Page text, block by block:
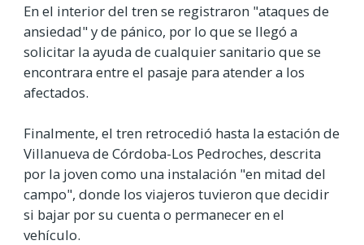
En el interior del tren se registraron "ataques de
ansiedad" y de pánico, por lo que se llegó a
solicitar la ayuda de cualquier sanitario que se
encontrara entre el pasaje para atender a los
afectados.
Finalmente, el tren retrocedió hasta la estación de
Villanueva de Córdoba-Los Pedroches, descrita
por la joven como una instalación "en mitad del
campo", donde los viajeros tuvieron que decidir
si bajar por su cuenta o permanecer en el
vehículo.